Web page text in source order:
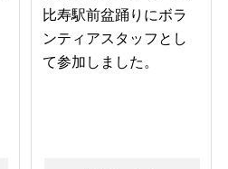
比寿駅前盆踊りにボラ
ンティアスタッフとし
て参加しました。